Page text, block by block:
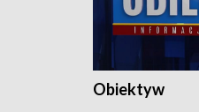
Obiektyw